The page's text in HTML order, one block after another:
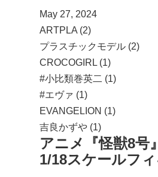
May 27, 2024
ARTPLA (2)
プラスチックモデル (2)
CROCOGIRL (1)
#小比類巻英二 (1)
#エヴァ (1)
EVANGELION (1)
吉良かずや (1)
アニメ『怪獣8号
1/18スケールフ